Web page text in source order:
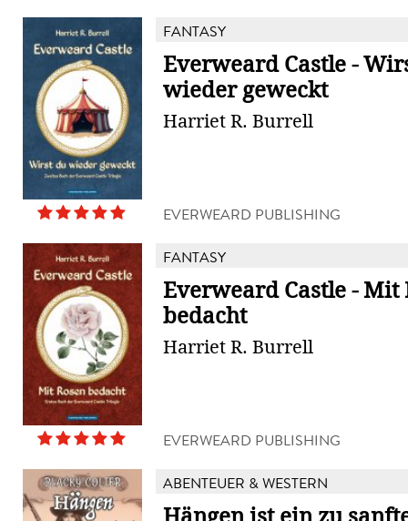
FANTASY
Everweard Castle -
wieder geweckt
Harriet R. Burrell
EVERWEARD PUBLISHING
FANTASY
Everweard Castle - Mit
bedacht
Harriet R. Burrell
EVERWEARD PUBLISHING
ABENTEUER & WESTERN